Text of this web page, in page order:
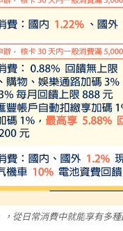
從日常消費中就能享有多